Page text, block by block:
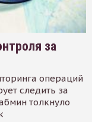
за
операций
следить за
толкнуло